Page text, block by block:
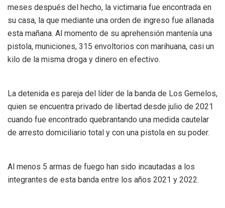
meses después del hecho, la victimaria fue encontrada en
su casa, la que mediante una orden de ingreso fue allanada
esta mañana. Al momento de su aprehensión mantenía una
pistola, municiones, 315 envoltorios con marihuana, casi un
kilo de la misma droga y dinero en efectivo.
La detenida es pareja del líder de la banda de Los Gemelos,
quien se encuentra privado de libertad desde julio de 2021
cuando fue encontrado quebrantando una medida cautelar
de arresto domiciliario total y con una pistola en su poder.
Al menos 5 armas de fuego han sido incautadas a los
integrantes de esta banda entre los años 2021 y 2022.